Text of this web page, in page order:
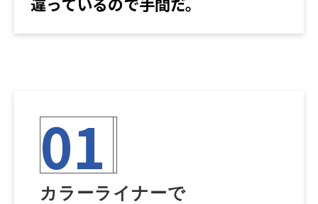
01
カラーライナーで